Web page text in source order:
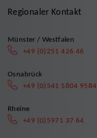
Regionaler Kontakt
Münster / Westfalen
+49 (0)251 426 46
Osnabrück
+49 (0)541 5804 9584
Rheine
+49 (0)5971 37 64